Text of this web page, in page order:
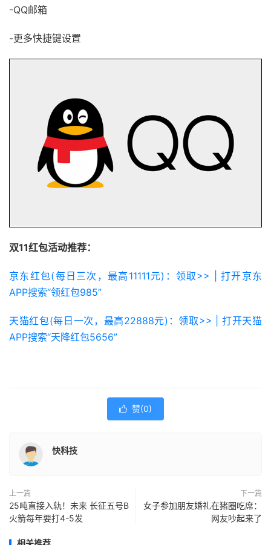
-QQ邮箱
-更多快捷键设置
双11红包活动推荐：
京东红包(每日三次，最高11111元)：领取>> | 打开京东
APP搜索“领红包985”
天猫红包(每日一次，最高22888元)：领取>> | 打开天猫
APP搜索“天降红包5656”
 赞(0)
快科技
上一篇
25吨直接入轨！未来 长征五号B
火箭每年要打4-5发
下一篇
女子参加朋友婚礼在猪圈吃席：
网友吵起来了